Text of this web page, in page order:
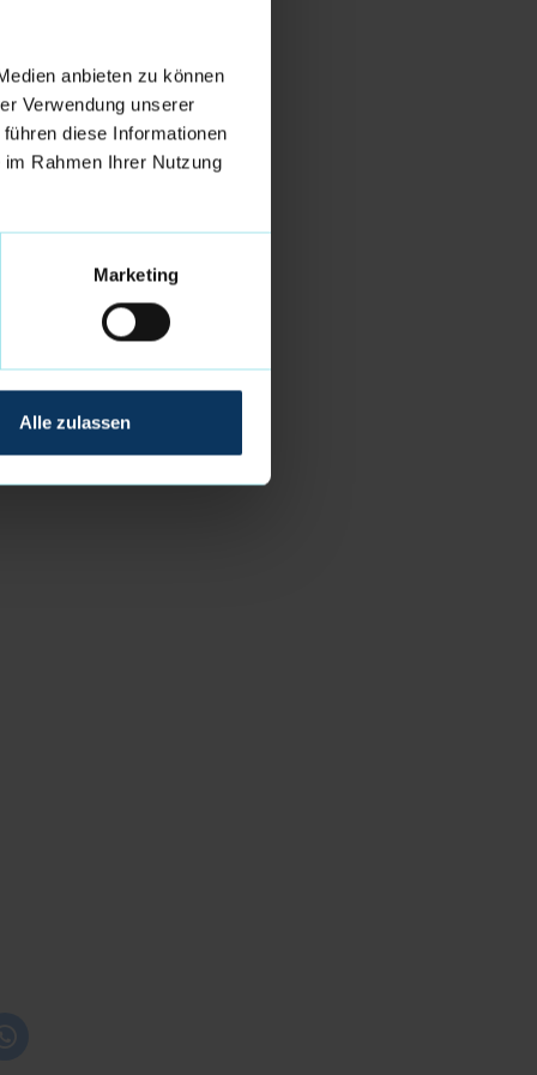
anbieten zu können
Verwendung unserer
diese Informationen
Rahmen Ihrer Nutzung
Marketing
Alle zulassen